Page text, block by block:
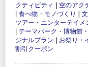
クティビティ
空のアク
食べ物・モノづくり
ツアー・エンターテイメ
テーマパーク・博物館
ジナルプラン
お祭り・
割引クーポン